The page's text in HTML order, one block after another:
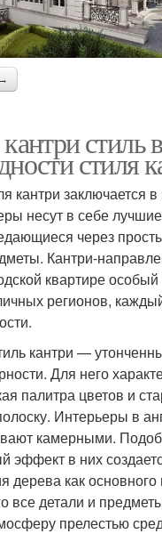
стиль
стиля
кантри заключается
несут в себе
через
Кантри-
квартире
регионов,
кантри —
Для него
палитра цветов и
Интерьеры в
камерными.
эффект в них
дерева как
все детали и
прелестью